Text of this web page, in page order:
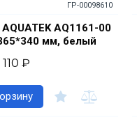
ГР-00098610
AQ1161-00
мм, белый
₽